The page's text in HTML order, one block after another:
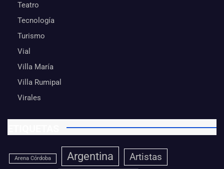
Teatro
Tecnología
Turismo
Vial
Villa María
Villa Rumipal
Virales
Arena Córdoba Argentina Artistas